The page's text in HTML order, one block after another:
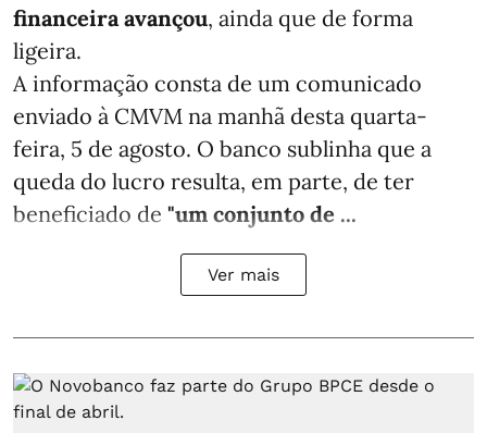
financeira avançou, ainda que de forma
ligeira.
A informação consta de um comunicado
enviado à CMVM na manhã desta quarta-
feira, 5 de agosto. O banco sublinha que a
queda do lucro resulta, em parte, de ter
beneficiado de "um conjunto de ...
Ver mais